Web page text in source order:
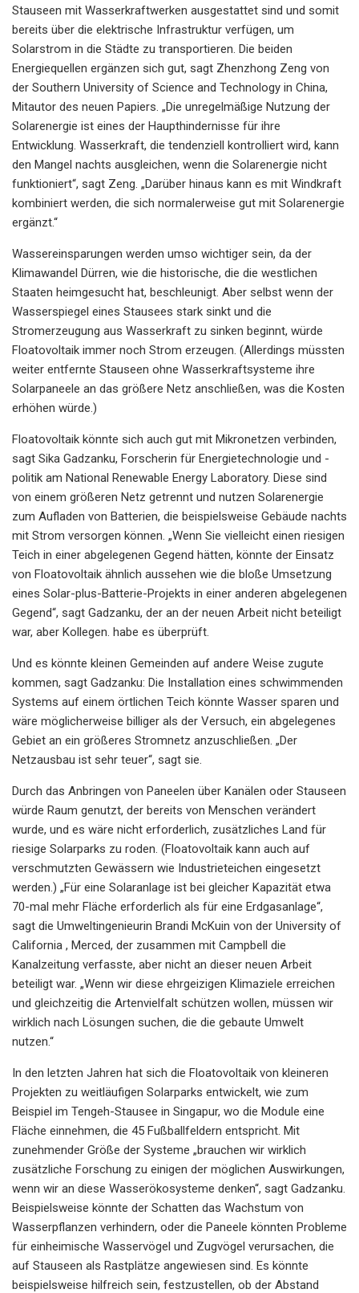
Stauseen mit Wasserkraftwerken ausgestattet sind und somit
bereits über die elektrische Infrastruktur verfügen, um
Solarstrom in die Städte zu transportieren. Die beiden
Energiequellen ergänzen sich gut, sagt Zhenzhong Zeng von
der Southern University of Science and Technology in China,
Mitautor des neuen Papiers. „Die unregelmäßige Nutzung der
Solarenergie ist eines der Haupthindernisse für ihre
Entwicklung. Wasserkraft, die tendenziell kontrolliert wird, kann
den Mangel nachts ausgleichen, wenn die Solarenergie nicht
funktioniert“, sagt Zeng. „Darüber hinaus kann es mit Windkraft
kombiniert werden, die sich normalerweise gut mit Solarenergie
ergänzt.“
Wassereinsparungen werden umso wichtiger sein, da der
Klimawandel Dürren, wie die historische, die die westlichen
Staaten heimgesucht hat, beschleunigt. Aber selbst wenn der
Wasserspiegel eines Stausees stark sinkt und die
Stromerzeugung aus Wasserkraft zu sinken beginnt, würde
Floatovoltaik immer noch Strom erzeugen. (Allerdings müssten
weiter entfernte Stauseen ohne Wasserkraftsysteme ihre
Solarpaneele an das größere Netz anschließen, was die Kosten
erhöhen würde.)
Floatovoltaik könnte sich auch gut mit Mikronetzen verbinden,
sagt Sika Gadzanku, Forscherin für Energietechnologie und -
politik am National Renewable Energy Laboratory. Diese sind
von einem größeren Netz getrennt und nutzen Solarenergie
zum Aufladen von Batterien, die beispielsweise Gebäude nachts
mit Strom versorgen können. „Wenn Sie vielleicht einen riesigen
Teich in einer abgelegenen Gegend hätten, könnte der Einsatz
von Floatovoltaik ähnlich aussehen wie die bloße Umsetzung
eines Solar-plus-Batterie-Projekts in einer anderen abgelegenen
Gegend“, sagt Gadzanku, der an der neuen Arbeit nicht beteiligt
war, aber Kollegen. habe es überprüft.
Und es könnte kleinen Gemeinden auf andere Weise zugute
kommen, sagt Gadzanku: Die Installation eines schwimmenden
Systems auf einem örtlichen Teich könnte Wasser sparen und
wäre möglicherweise billiger als der Versuch, ein abgelegenes
Gebiet an ein größeres Stromnetz anzuschließen. „Der
Netzausbau ist sehr teuer“, sagt sie.
Durch das Anbringen von Paneelen über Kanälen oder Stauseen
würde Raum genutzt, der bereits von Menschen verändert
wurde, und es wäre nicht erforderlich, zusätzliches Land für
riesige Solarparks zu roden. (Floatovoltaik kann auch auf
verschmutzten Gewässern wie Industrieteichen eingesetzt
werden.) „Für eine Solaranlage ist bei gleicher Kapazität etwa
70-mal mehr Fläche erforderlich als für eine Erdgasanlage“,
sagt die Umweltingenieurin Brandi McKuin von der University of
California , Merced, der zusammen mit Campbell die
Kanalzeitung verfasste, aber nicht an dieser neuen Arbeit
beteiligt war. „Wenn wir diese ehrgeizigen Klimaziele erreichen
und gleichzeitig die Artenvielfalt schützen wollen, müssen wir
wirklich nach Lösungen suchen, die die gebaute Umwelt
nutzen.“
In den letzten Jahren hat sich die Floatovoltaik von kleineren
Projekten zu weitläufigen Solarparks entwickelt, wie zum
Beispiel im Tengeh-Stausee in Singapur, wo die Module eine
Fläche einnehmen, die 45 Fußballfeldern entspricht. Mit
zunehmender Größe der Systeme „brauchen wir wirklich
zusätzliche Forschung zu einigen der möglichen Auswirkungen,
wenn wir an diese Wasserökosysteme denken“, sagt Gadzanku.
Beispielsweise könnte der Schatten das Wachstum von
Wasserpflanzen verhindern, oder die Paneele könnten Probleme
für einheimische Wasservögel und Zugvögel verursachen, die
auf Stauseen als Rastplätze angewiesen sind. Es könnte
beispielsweise hilfreich sein, festzustellen, ob der Abstand